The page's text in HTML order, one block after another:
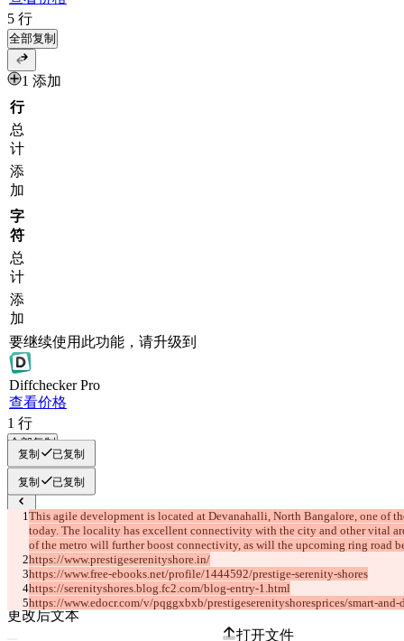
5 行
全部复制
1 添加
行
总
计
添
加
字
符
总
计
添
加
要继续使用此功能，请升级到
DiffcheckerPro
查看价格
1 行
全部复制
复制 已复制
复制 已复制
This agile development is located at Devanahalli, North Bangalore, one of
today. The locality has excellent connectivity with the city and other vital
of the metro will further boost connectivity, as will the upcoming ring road
https://www.prestigeserenityshore.in/
https://www.free-ebooks.net/profile/1444592/prestige-serenity-shores
https://serenityshores.blog.fc2.com/blog-entry-1.html
https://www.edocr.com/v/pqggxbxb/prestigeserenityshoresprices/smart-
已保存差异
原始文本
更改后文本
打开文件